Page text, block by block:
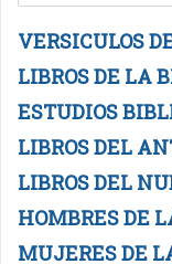
VERSICULOS
LIBROS DE LA
ESTUDIOS
LIBROS DEL
LIBROS DEL
HOMBRES DE
MUJERES DE